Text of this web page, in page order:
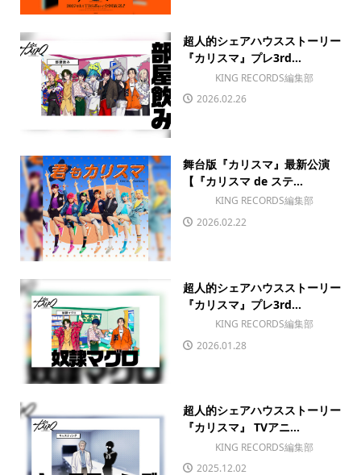
超人的シェアハウスストーリー
『カリスマ』プレ3rd...
KING RECORDS編集部
2026.02.26
舞台版『カリスマ』最新公演
【『カリスマ de ステ...
KING RECORDS編集部
2026.02.22
超人的シェアハウスストーリー
『カリスマ』プレ3rd...
KING RECORDS編集部
2026.01.28
超人的シェアハウスストーリー
『カリスマ』 TVアニ...
KING RECORDS編集部
2025.12.02